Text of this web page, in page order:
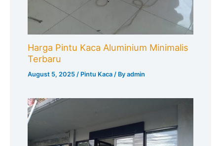
Harga Pintu Kaca Aluminium Minimalis
Terbaru
August 5, 2025 / Pintu Kaca / Byadmin